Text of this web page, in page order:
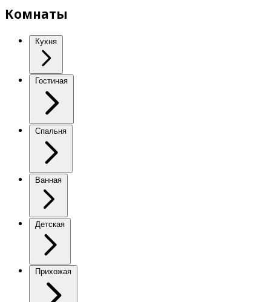
Комнаты
Кухня
Гостиная
Спальня
Ванная
Детская
Прихожая